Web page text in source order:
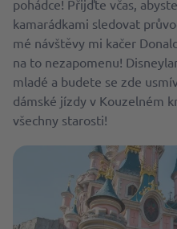
pohádce! Přijďte včas,
kamarádkami sledovat
mé návštěvy mi kačer
na to nezapomenu!
mladé a budete se zde
dámské jízdy v Kouzelném
všechny starosti!